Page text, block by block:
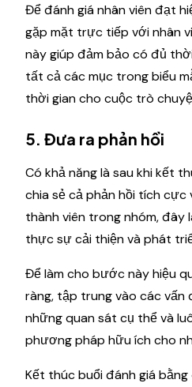
Để đánh giá nhân viên đạt
gặp mặt trực tiếp với nhân
này giúp đảm bảo có đủ
tất cả các mục trong biểu
thời gian cho cuộc trò
5. Đưa ra phản hồi
Có khả năng là sau khi kết
chia sẻ cả phản hồi tích
thành viên trong nhóm, đây
thực sự cải thiện và phát
Để làm cho bước này hiệu
ràng, tập trung vào các vấn
những quan sát cụ thể và
phương pháp hữu ích cho
Kết thúc buổi đánh giá